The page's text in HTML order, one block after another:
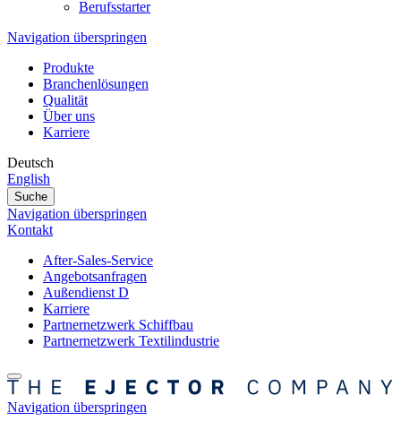
Berufsstarter
Navigation überspringen
Produkte
Branchenlösungen
Qualität
Über uns
Karriere
Deutsch
English
Suche
Navigation überspringen
Kontakt
After-Sales-Service
Angebotsanfragen
Außendienst D
Karriere
Partnernetzwerk Schiffbau
Partnernetzwerk Textilindustrie
Navigation überspringen